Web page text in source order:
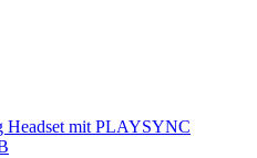
Headset mit PLAYSYNC